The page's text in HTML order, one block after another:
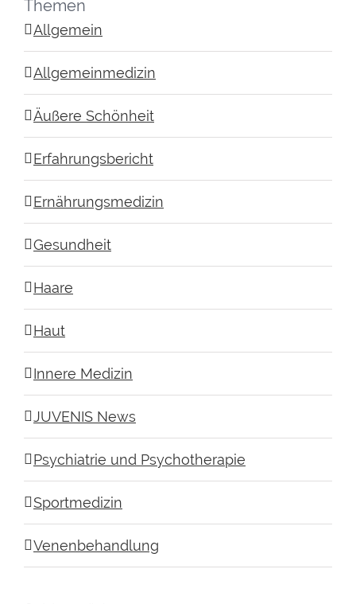
Themen
Allgemein
Allgemeinmedizin
Äußere Schönheit
Erfahrungsbericht
Ernährungsmedizin
Gesundheit
Haare
Haut
Innere Medizin
JUVENIS News
Psychiatrie und Psychotherapie
Sportmedizin
Venenbehandlung